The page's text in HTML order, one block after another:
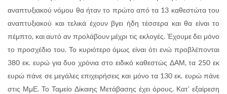
αναπτυξιακού νόμου θα ήταν το πρώτο από τα 13 καθεστώτα του
αναπτυξιακού και τελικά έχουν βγει ήδη τέσσερα και θα είναι το
πέμπτο, και αυτό αν προλάβουν μέχρι τις εκλογές. Έχουμε δει μόνο
το προσχέδιο του. Το κυριότερο όμως είναι ότι ενώ προβλέπονται
380 εκ. ευρώ για δυο χρόνια στο ειδικό καθεστώς ΔΑΜ, τα 250 εκ
ευρώ πάνε σε μεγάλες επιχειρήσεις και μόνο τα 130 εκ. ευρώ πάνε
στις ΜμΕ. Το Ταμείο Δίκαιης Μετάβασης έχει όρους. Κατ’ εξαίρεση